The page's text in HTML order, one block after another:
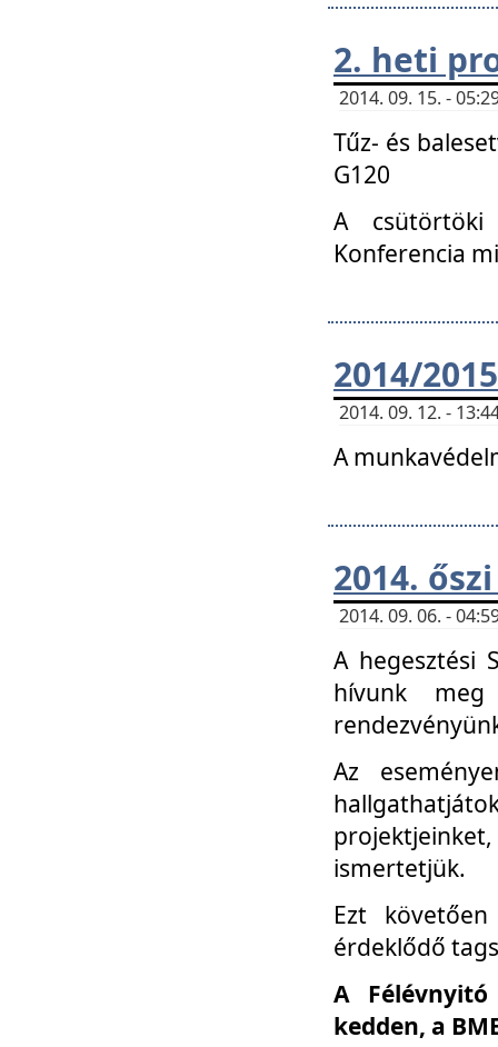
2. heti
2014. 09. 15. -
Tűz- és
G120
A csütörtöki
Konferencia
2014/
2014. 09. 12. -
A
2014.
2014. 09. 06. -
A hegesztési
hívunk
Az
ismertetjük.
Ezt
érdeklődő
A
kedden, a